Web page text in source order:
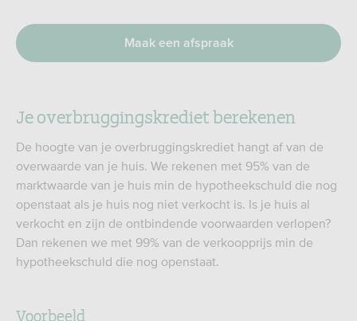
Maak een afspraak
Je overbruggingskrediet berekenen
De hoogte van je overbruggingskrediet hangt af van de
overwaarde van je huis. We rekenen met 95% van de
marktwaarde van je huis min de hypotheekschuld die nog
openstaat als je huis nog niet verkocht is. Is je huis al
verkocht en zijn de ontbindende voorwaarden verlopen?
Dan rekenen we met 99% van de verkoopprijs min de
hypotheekschuld die nog openstaat.
Voorbeeld